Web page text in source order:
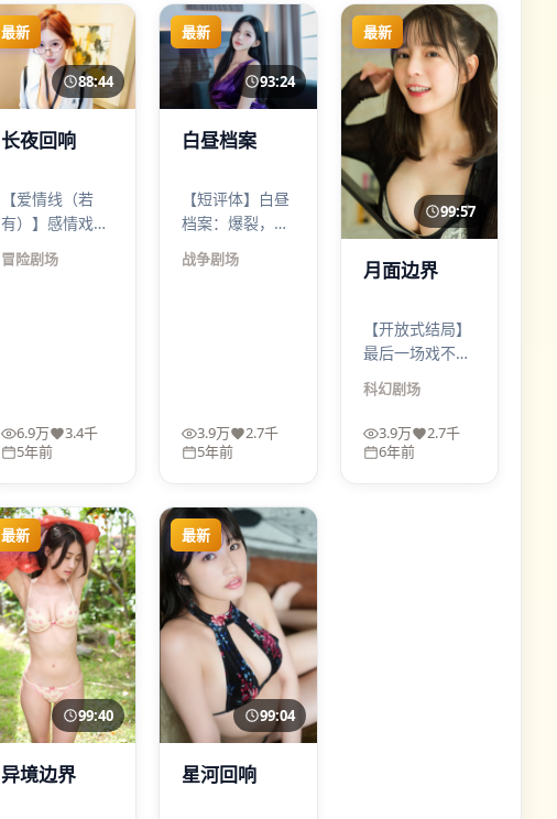
最新
88:44
长夜回响
【爱情线（若
有）】感情戏不
撒糖，反而像刀
背蹭过皮肤：
冒险剧场
6.9万
3.4千
5年前
最新
93:24
白昼档案
【短评体】白昼
档案：爆裂，利
落，留白多。看
完会想说“导演
战争剧场
3.9万
2.7千
5年前
最新
99:57
月面边界
【开放式结局】
最后一场戏不把
答案喂到嘴边，
而是把问题留在
观众喉咙里。适
合喜欢讨论、愿
科幻剧场
3.9万
2.7千
6年前
最新
99:40
异境边界
最新
99:04
星河回响